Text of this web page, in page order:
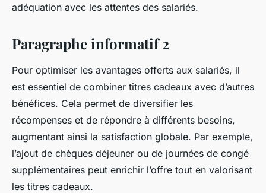
adéquation avec les attentes des salariés.
Paragraphe informatif 2
Pour optimiser les avantages offerts aux salariés, il
est essentiel de combiner titres cadeaux avec d’autres
bénéfices. Cela permet de diversifier les
récompenses et de répondre à différents besoins,
augmentant ainsi la satisfaction globale. Par exemple,
l’ajout de chèques déjeuner ou de journées de congé
supplémentaires peut enrichir l’offre tout en valorisant
les titres cadeaux.